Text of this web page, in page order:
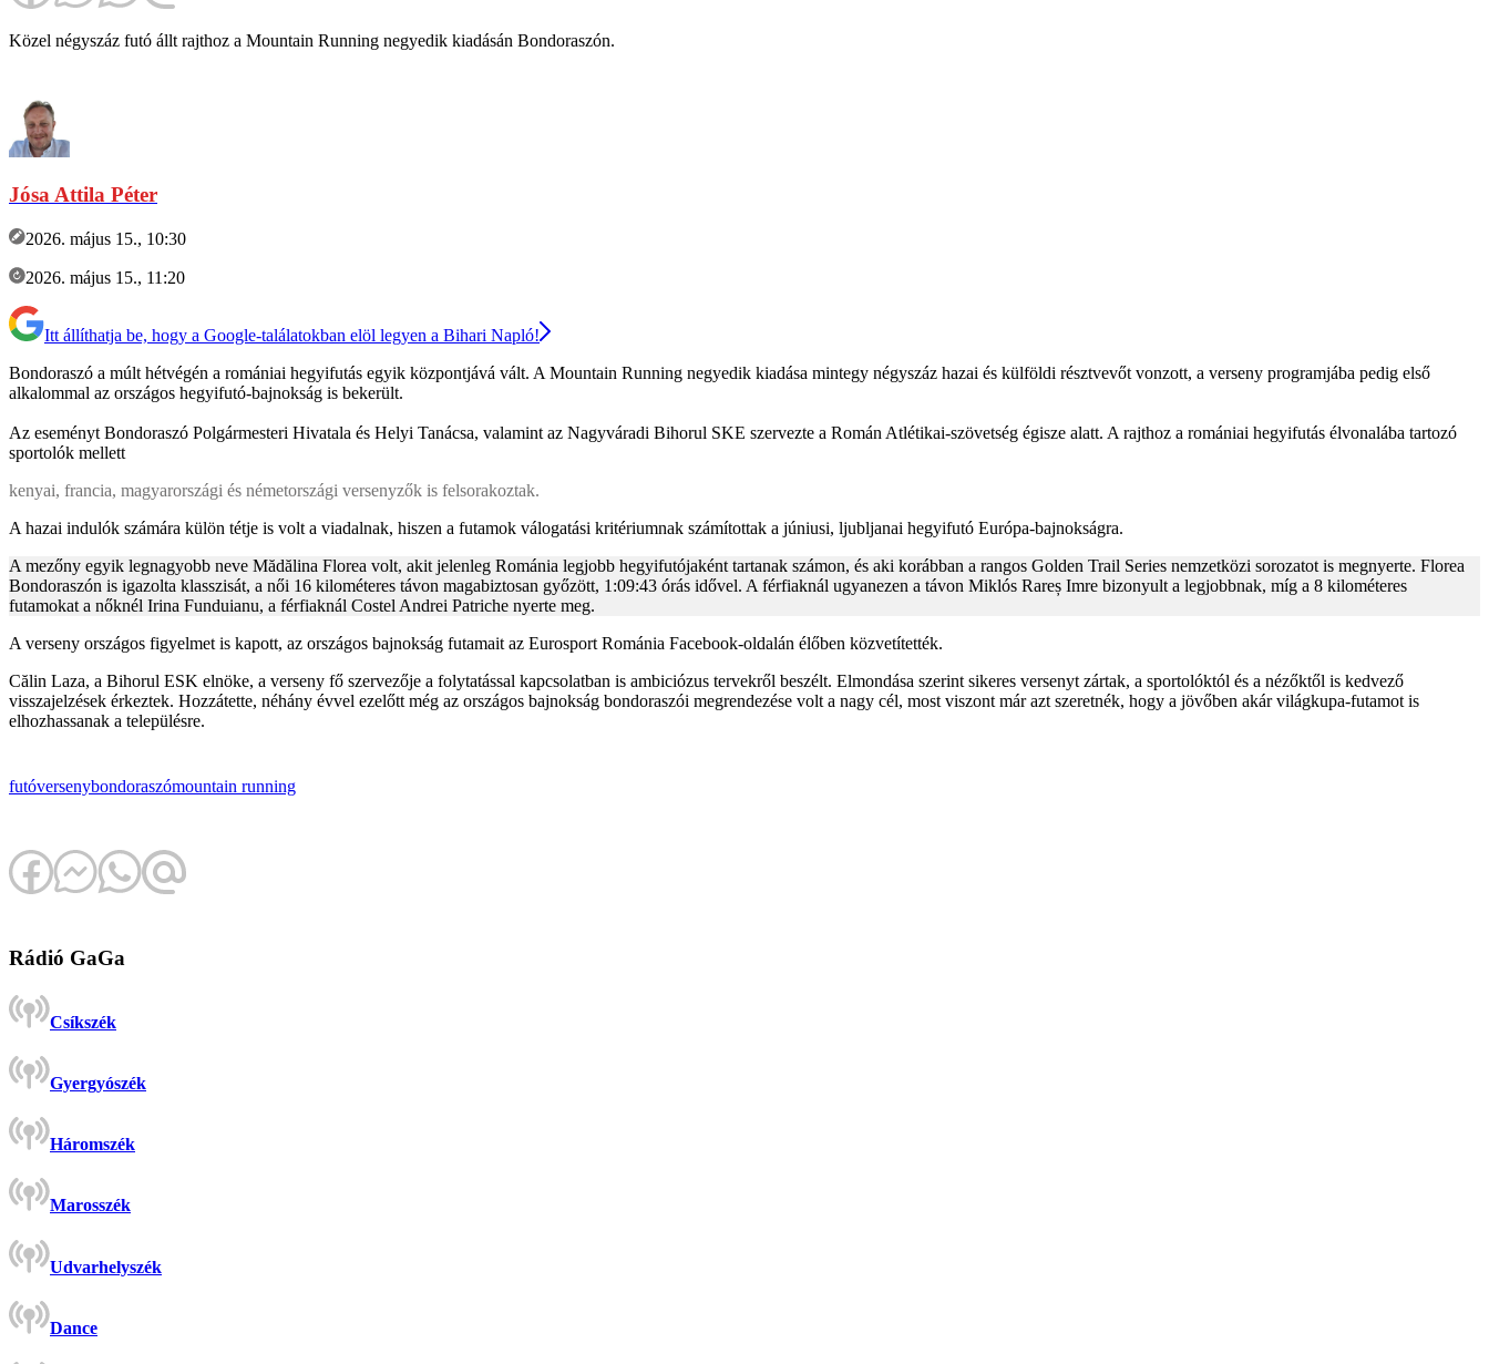
Közel négyszáz futó állt rajthoz a Mountain Running negyedik kiadásán Bondoraszón.
Jósa Attila Péter
2026. május 15., 10:30
2026. május 15., 11:20
Itt állíthatja be, hogy a Google-találatokban elöl legyen a Bihari Napló!
Bondoraszó a múlt hétvégén a romániai hegyifutás egyik központjává vált. A Mountain Running negyedik kiadása mintegy négyszáz hazai és külföldi résztvevőt vonzott, a verseny programjába pedig első
alkalommal az országos hegyifutó-bajnokság is bekerült.
Az eseményt Bondoraszó Polgármesteri Hivatala és Helyi Tanácsa, valamint az Nagyváradi Bihorul SKE szervezte a Román Atlétikai-szövetség égisze alatt. A rajthoz a romániai hegyifutás élvonalába tartozó
sportolók mellett
kenyai, francia, magyarországi és németországi versenyzők is felsorakoztak.
A hazai indulók számára külön tétje is volt a viadalnak, hiszen a futamok válogatási kritériumnak számítottak a júniusi, ljubljanai hegyifutó Európa-bajnokságra.
A mezőny egyik legnagyobb neve Mădălina Florea volt, akit jelenleg Románia legjobb hegyifutójaként tartanak számon, és aki korábban a rangos Golden Trail Series nemzetközi sorozatot is megnyerte. Florea
Bondoraszón is igazolta klasszisát, a női 16 kilométeres távon magabiztosan győzött, 1:09:43 órás idővel. A férfiaknál ugyanezen a távon Miklós Rareș Imre bizonyult a legjobbnak, míg a 8 kilométeres
futamokat a nőknél Irina Funduianu, a férfiaknál Costel Andrei Patriche nyerte meg.
A verseny országos figyelmet is kapott, az országos bajnokság futamait az Eurosport Románia Facebook-oldalán élőben közvetítették.
Călin Laza, a Bihorul ESK elnöke, a verseny fő szervezője a folytatással kapcsolatban is ambiciózus tervekről beszélt. Elmondása szerint sikeres versenyt zártak, a sportolóktól és a nézőktől is kedvező
visszajelzések érkeztek. Hozzátette, néhány évvel ezelőtt még az országos bajnokság bondoraszói megrendezése volt a nagy cél, most viszont már azt szeretnék, hogy a jövőben akár világkupa-futamot is
elhozhassanak a településre.
futóversenybondoraszómountain running
Rádió GaGa
Csíkszék
Gyergyószék
Háromszék
Marosszék
Udvarhelyszék
Dance